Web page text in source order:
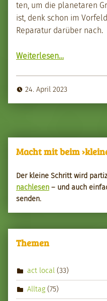
ten, um die plan­etaren
ist, denk schon im
Reparatur darüber nach.
Weit­er­lesen…
24. April 2023
Macht mit beim
Der kleine Schritt wird
nach­le­sen – und auch
senden.
Themen
act local (33)
Alltag (75)